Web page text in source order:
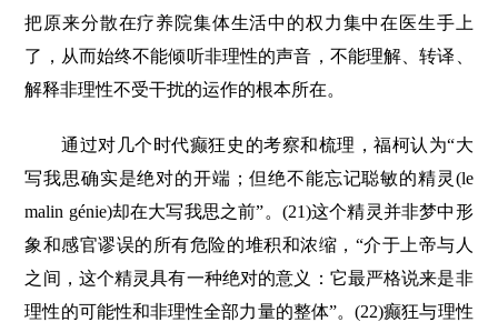
把原来分散在疗养院集体生活中的权力集中在医生手上
了，从而始终不能倾听非理性的声音，不能理解、转译、
解释非理性不受干扰的运作的根本所在。
通过对几个时代癫狂史的考察和梳理，福柯认为“大
写我思确实是绝对的开端；但绝不能忘记聪敏的精灵(le
malin génie)却在大写我思之前”。(21)这个精灵并非梦中形
象和感官谬误的所有危险的堆积和浓缩，“介于上帝与人
之间，这个精灵具有一种绝对的意义：它最严格说来是非
理性的可能性和非理性全部力量的整体”。(22)癫狂与理性